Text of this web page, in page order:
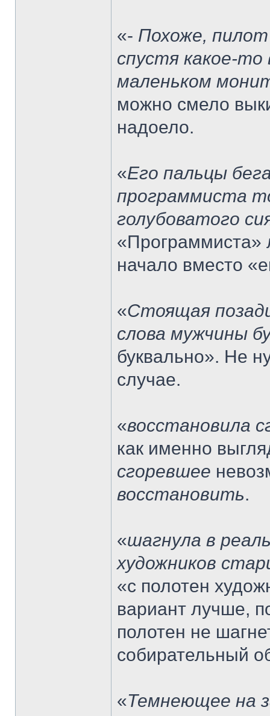
«- Похоже, пилот
спустя какое-
маленьком
можно смело
надоело.
«Его пальцы
программиста
голубоватого
«Программиста»
начало вместо
«Стоящая
слова мужчины
буквально». Не
случае.
«восстановила
как именно
сгоревшее
восстановить.
«шагнула в
художников
«с полотен
вариант лучше,
полотен не
собирательный
«Темнеющее на